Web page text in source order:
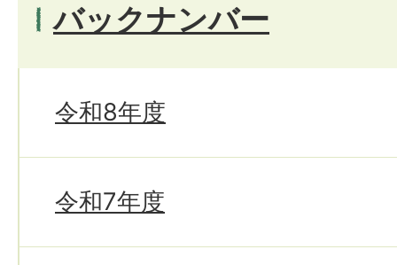
バックナンバー
令和8年度
令和7年度